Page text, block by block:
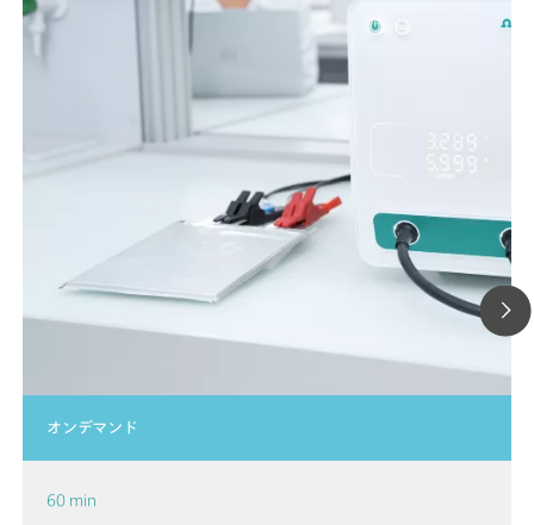
オンデマンド
60 min